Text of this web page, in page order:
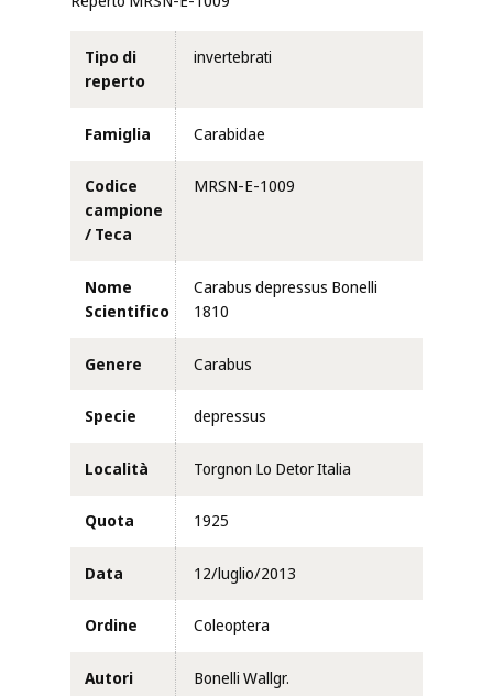
Tipo di
reperto
invertebrati
Famiglia Carabidae
Codice
campione
/ Teca
MRSN-E-1009
Nome
Scientifico
Carabus depressus Bonelli
1810
Genere Carabus
Specie depressus
Località Torgnon Lo Detor Italia
Quota 1925
Data 12/luglio/2013
Ordine Coleoptera
Autori Bonelli Wallgr.